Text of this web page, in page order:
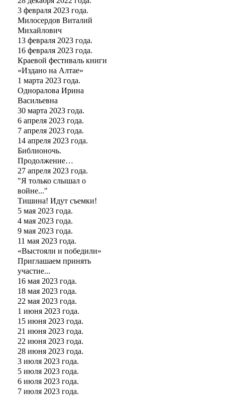
3 февраля 2023 года.
Милосердов Виталий
Михайлович
13 февраля 2023 года.
16 февраля 2023 года.
Краевой фестиваль книги
«Издано на Алтае»
1 марта 2023 года.
Одноралова Ирина
Васильевна
30 марта 2023 года.
6 апреля 2023 года.
7 апреля 2023 года.
14 апреля 2023 года.
Библионочь.
Продолжение…
27 апреля 2023 года.
"Я только слышал о
войне..."
Тишина! Идут съемки!
5 мая 2023 года.
4 мая 2023 года.
9 мая 2023 года.
11 мая 2023 года.
«Выстояли и победили»
Приглашаем принять
участие...
16 мая 2023 года.
18 мая 2023 года.
22 мая 2023 года.
1 июня 2023 года.
15 июня 2023 года.
21 июня 2023 года.
22 июня 2023 года.
28 июня 2023 года.
3 июля 2023 года.
5 июля 2023 года.
6 июля 2023 года.
7 июля 2023 года.